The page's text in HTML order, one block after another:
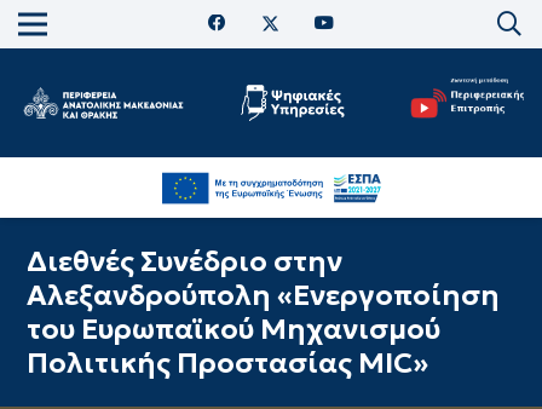
Διεθνές Συνέδριο στην
Αλεξανδρούπολη «Ενεργοποίηση
του Ευρωπαϊκού Μηχανισμού
Πολιτικής Προστασίας MIC»